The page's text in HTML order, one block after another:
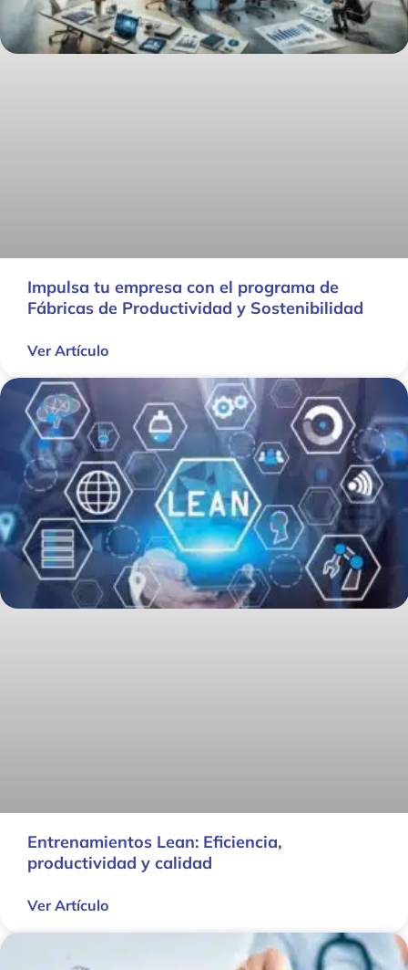
Impulsa tu empresa con el programa de
Fábricas de Productividad y Sostenibilidad
Ver Artículo
Entrenamientos Lean: Eficiencia,
productividad y calidad
Ver Artículo